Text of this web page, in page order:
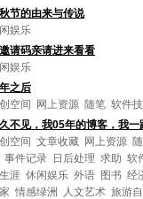
节的由来与传说
娱乐
请码亲请进来看看
娱乐
之后
空间
网上资源 随笔 软件
不见，我05年的博客，我一
空间 文章收藏 网上资源
事件记录 日后处理 求助 软
涯 休闲娱乐 外语 图书 经
情感绿洲 人文艺术 旅游